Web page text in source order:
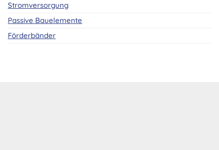
Stromversorgung
Passive Bauelemente
Förderbänder